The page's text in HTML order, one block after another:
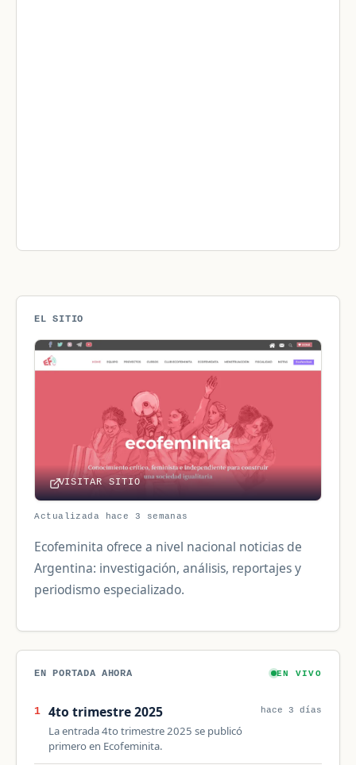
EL SITIO
VISITAR SITIO
Actualizada hace 3 semanas
Ecofeminita ofrece a nivel nacional noticias de
Argentina: investigación, análisis, reportajes y
periodismo especializado.
EN PORTADA AHORA EN VIVO
1 4to trimestre 2025
La entrada 4to trimestre 2025 se publicó
primero en Ecofeminita.
hace 3 días